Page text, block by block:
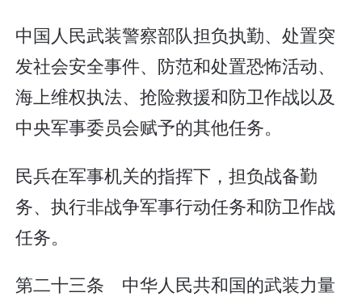
中国人民武装警察部队担负执勤、处置突
发社会安全事件、防范和处置恐怖活动、
海上维权执法、抢险救援和防卫作战以及
中央军事委员会赋予的其他任务。
民兵在军事机关的指挥下，担负战备勤
务、执行非战争军事行动任务和防卫作战
任务。
第二十三条 中华人民共和国的武装力量